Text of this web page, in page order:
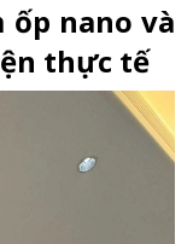
ốp nano và
thực tế